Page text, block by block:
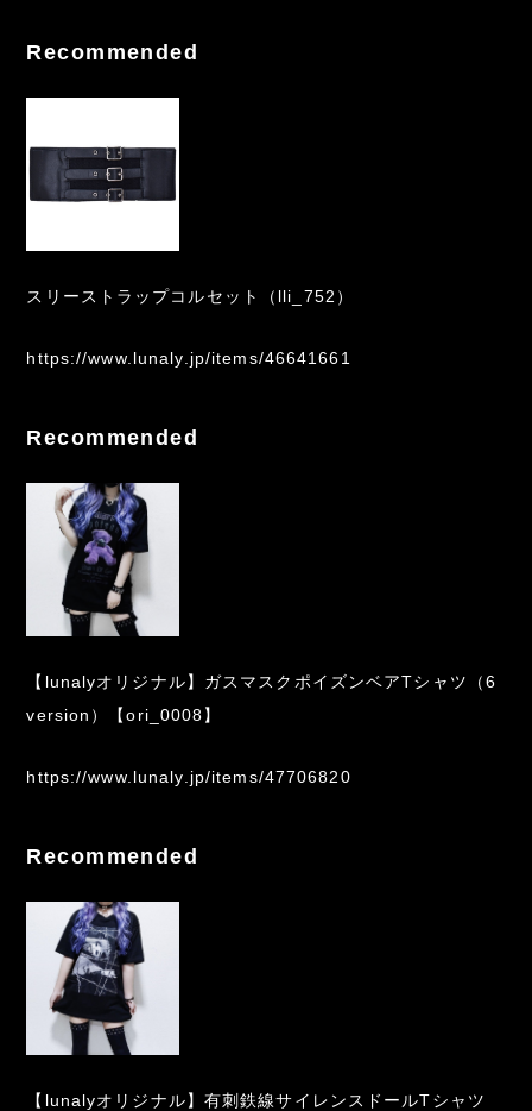
Recommended
スリーストラップコルセット（lli_752）
https://www.lunaly.jp/items/46641661
Recommended
【lunalyオリジナル】ガスマスクポイズンベアTシャツ（6
version）【ori_0008】
https://www.lunaly.jp/items/47706820
Recommended
【lunalyオリジナル】有刺鉄線サイレンスドールTシャツ